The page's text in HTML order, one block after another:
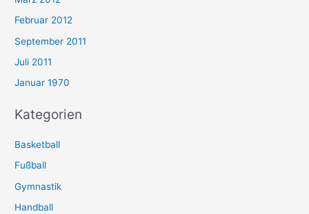
Februar 2012
September 2011
Juli 2011
Januar 1970
Kategorien
Basketball
Fußball
Gymnastik
Handball